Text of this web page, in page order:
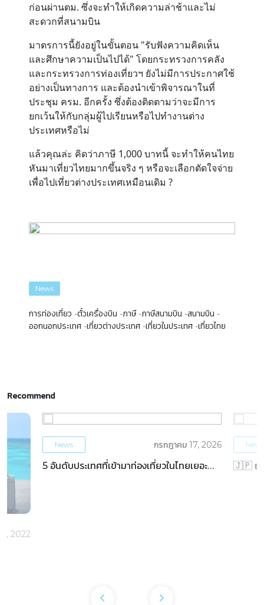
ก่อนผ่านตม. ซึ่งจะทำให้เกิดความล่าช้าและไม่
สะดวกที่สนามบิน
มาตรการนี้ยังอยู่ในขั้นตอน "รับฟังความคิดเห็น
และศึกษาความเป็นไปได้" โดยกระทรวงการคลัง
และกระทรวงการท่องเที่ยวฯ ยังไม่มีการประกาศใช้
อย่างเป็นทางการ และต้องนำเข้าพิจารณาในที่
ประชุม ครม. อีกครั้ง ซึ่งต้องติดตามว่าจะมีการ
ยกเว้นให้กับกลุ่มผู้ไปเรียนหรือไปทำงานต่าง
ประเทศหรือไม่
แล้วคุณล่ะ คิดว่าภาษี 1,000 บาทนี้ จะทำให้คนไทย
หันมาเที่ยวไทยมากขึ้นจริง ๆ หรือจะเลือกตัดใจจ่าย
เพื่อไปเที่ยวต่างประเทศเหมือนเดิม ?
News
การท่องเที่ยว ตั๋วเครื่องบิน ภาษี ภาษีสนามบิน สนามบิน
ออกนอกประเทศ เที่ยวต่างประเทศ เที่ยวในประเทศ เที่ยวไทย
Recommend
2022
News กรกฎาคม 17, 2026
5 อันดับประเทศที่เข้ามาท่องเที่ยวในไทยเยอะ
News
🇯🇵 ญี่ปุ่